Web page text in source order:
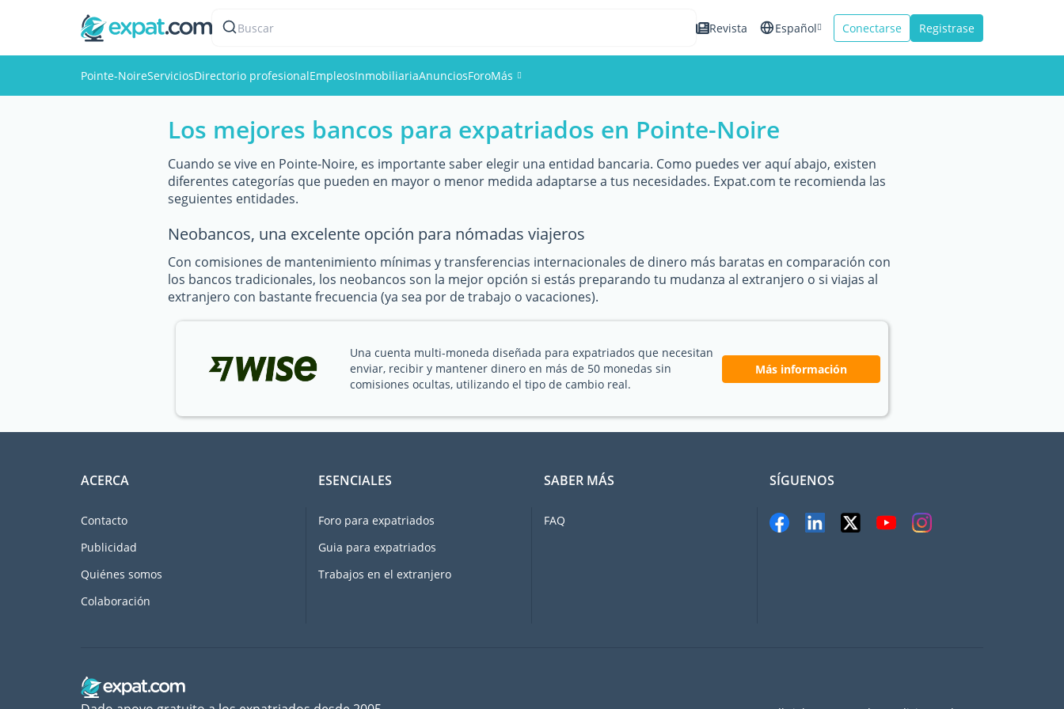
Buscar Revista Español Conectarse Registrase
Pointe-NoireServiciosDirectorio profesionalEmpleosInmobiliariaAnunciosForoMás
Eventos
Miembros
Los mejores bancos para expatriados en Pointe-Noire
Cuando se vive en Pointe-Noire, es importante saber elegir una entidad bancaria. Como puedes ver aquí abajo, existen
diferentes categorías que pueden en mayor o menor medida adaptarse a tus necesidades. Expat.com te recomienda las
seguientes entidades.
Neobancos, una excelente opción para nómadas viajeros
Con comisiones de mantenimiento mínimas y transferencias internacionales de dinero más baratas en comparación con
los bancos tradicionales, los neobancos son la mejor opción si estás preparando tu mudanza al extranjero o si viajas al
extranjero con bastante frecuencia (ya sea por de trabajo o vacaciones).
Una cuenta multi-moneda diseñada para expatriados que necesitan
enviar, recibir y mantener dinero en más de 50 monedas sin
comisiones ocultas, utilizando el tipo de cambio real.
Más información
ACERCA
Contacto
Publicidad
Quiénes somos
Colaboración
ESENCIALES
Foro para expatriados
Guia para expatriados
Trabajos en el extranjero
SABER MÁS
FAQ
SÍGUENOS